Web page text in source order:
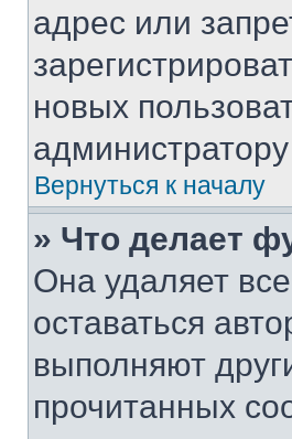
адрес или
новых
Вернуться к началу
» Что делает
Она удаляет
оставаться
выполняют
прочитанных